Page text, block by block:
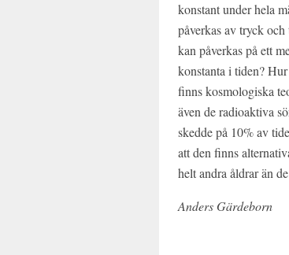
konstant under hela
påverkas av tryck
kan påverkas på ett
konstanta i tiden?
finns kosmologiska
även de radioaktiva
skedde på 10% av
att den finns
helt andra åldrar än
Anders Gärdeborn